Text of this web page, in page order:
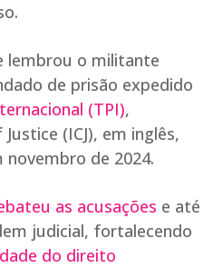
lembrou o militante
de prisão expedido
(TPI),
(ICJ), em inglês,
novembro de 2024.
as acusações e até
judicial, fortalecendo
do direito